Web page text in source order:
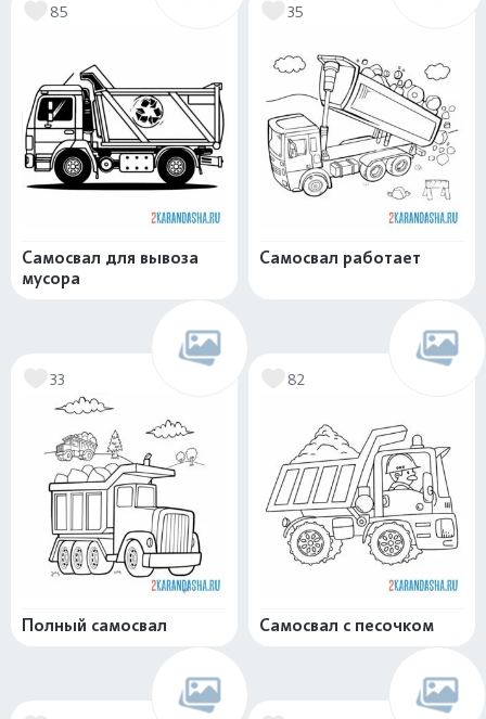
85
Самосвал для вывоза
мусора
35
Самосвал работает
33
Полный самосвал
82
Самосвал с песочком